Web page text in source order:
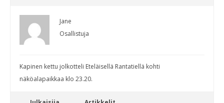
Jane
Osallistuja
Kapinen kettu jolkotteli Eteläisellä Rantatiellä kohti
näköalapaikkaa klo 23.20.